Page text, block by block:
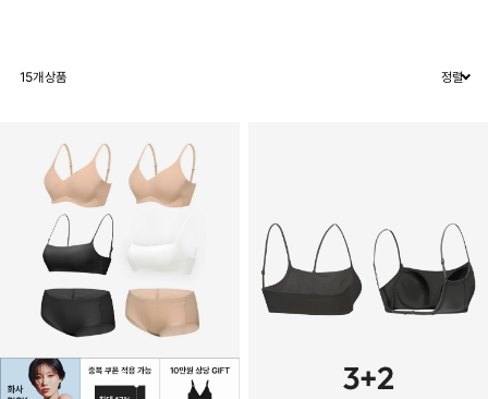
15개 상품 정렬